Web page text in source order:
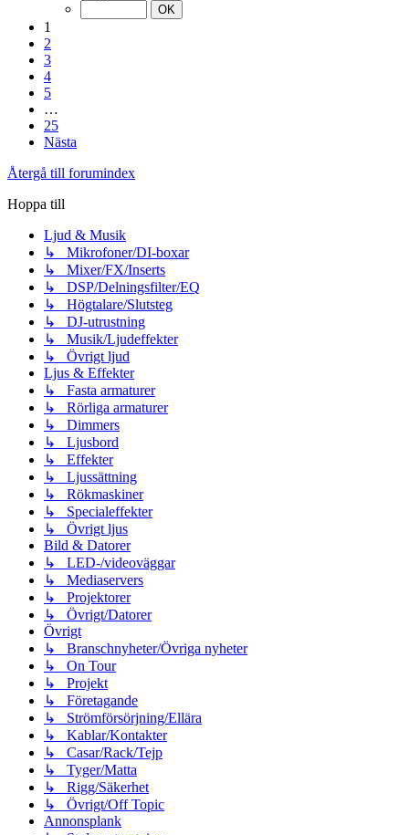
1
2
3
4
5
…
25
Nästa
Återgå till forumindex
Hoppa till
Ljud & Musik
↳ Mikrofoner/DI-boxar
↳ Mixer/FX/Inserts
↳ DSP/Delningsfilter/EQ
↳ Högtalare/Slutsteg
↳ DJ-utrustning
↳ Musik/Ljudeffekter
↳ Övrigt ljud
Ljus & Effekter
↳ Fasta armaturer
↳ Rörliga armaturer
↳ Dimmers
↳ Ljusbord
↳ Effekter
↳ Ljussättning
↳ Rökmaskiner
↳ Specialeffekter
↳ Övrigt ljus
Bild & Datorer
↳ LED-/videoväggar
↳ Mediaservers
↳ Projektorer
↳ Övrigt/Datorer
Övrigt
↳ Branschnyheter/Övriga nyheter
↳ On Tour
↳ Projekt
↳ Företagande
↳ Strömförsörjning/Ellära
↳ Kablar/Kontakter
↳ Casar/Rack/Tejp
↳ Tyger/Matta
↳ Rigg/Säkerhet
↳ Övrigt/Off Topic
Annonsplank